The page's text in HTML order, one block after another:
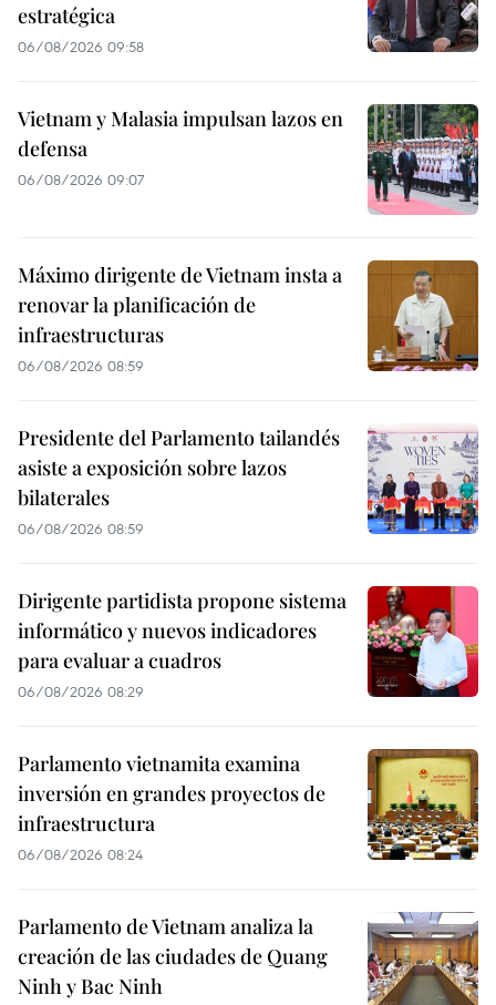
estratégica
06/08/2026 09:58
Vietnam y Malasia impulsan lazos en
defensa
06/08/2026 09:07
Máximo dirigente de Vietnam insta a
renovar la planificación de
infraestructuras
06/08/2026 08:59
Presidente del Parlamento tailandés
asiste a exposición sobre lazos
bilaterales
06/08/2026 08:59
Dirigente partidista propone sistema
informático y nuevos indicadores
para evaluar a cuadros
06/08/2026 08:29
Parlamento vietnamita examina
inversión en grandes proyectos de
infraestructura
06/08/2026 08:24
Parlamento de Vietnam analiza la
creación de las ciudades de Quang
Ninh y Bac Ninh